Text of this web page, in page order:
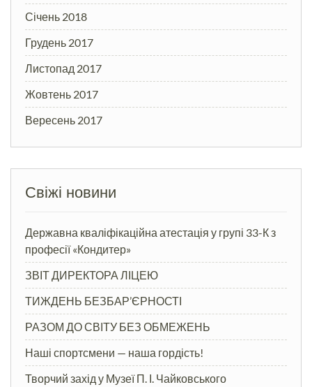
Січень 2018
Грудень 2017
Листопад 2017
Жовтень 2017
Вересень 2017
Свіжі новини
Державна кваліфікаційна атестація у групі 33-К з
професії «Кондитер»
ЗВІТ ДИРЕКТОРА ЛІЦЕЮ
ТИЖДЕНЬ БЕЗБАР’ЄРНОСТІ
РАЗОМ ДО СВІТУ БЕЗ ОБМЕЖЕНЬ
Наші спортсмени — наша гордість!
Творчий захід у Музеї П. І. Чайковського